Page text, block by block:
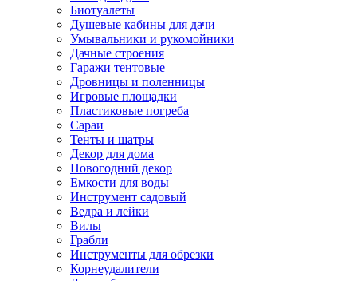
Биотуалеты
Душевые кабины для дачи
Умывальники и рукомойники
Дачные строения
Гаражи тентовые
Дровницы и поленницы
Игровые площадки
Пластиковые погреба
Сараи
Тенты и шатры
Декор для дома
Новогодний декор
Емкости для воды
Инструмент садовый
Ведра и лейки
Вилы
Грабли
Инструменты для обрезки
Корнеудалители